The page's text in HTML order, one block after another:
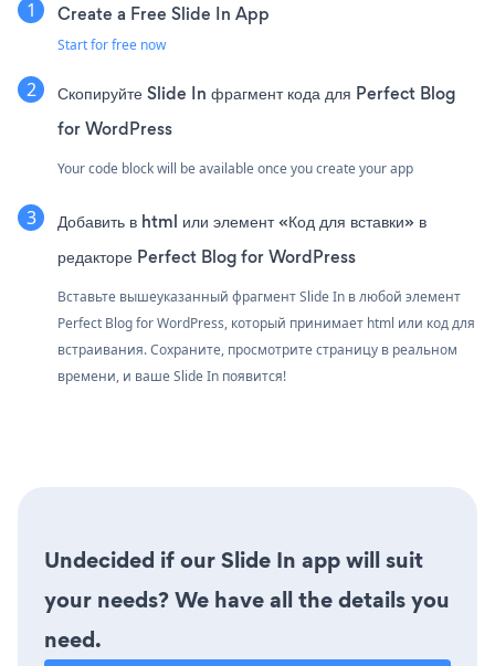
Create a Free Slide In App
Start for free now
Скопируйте Slide In фрагмент кода для Perfect Blog
for WordPress
Your code block will be available once you create your app
Добавить в html или элемент «Код для вставки» в
редакторе Perfect Blog for WordPress
Вставьте вышеуказанный фрагмент Slide In в любой элемент
Perfect Blog for WordPress, который принимает html или код для
встраивания. Сохраните, просмотрите страницу в реальном
времени, и ваше Slide In появится!
Undecided if our Slide In app will suit
your needs? We have all the details you
need.